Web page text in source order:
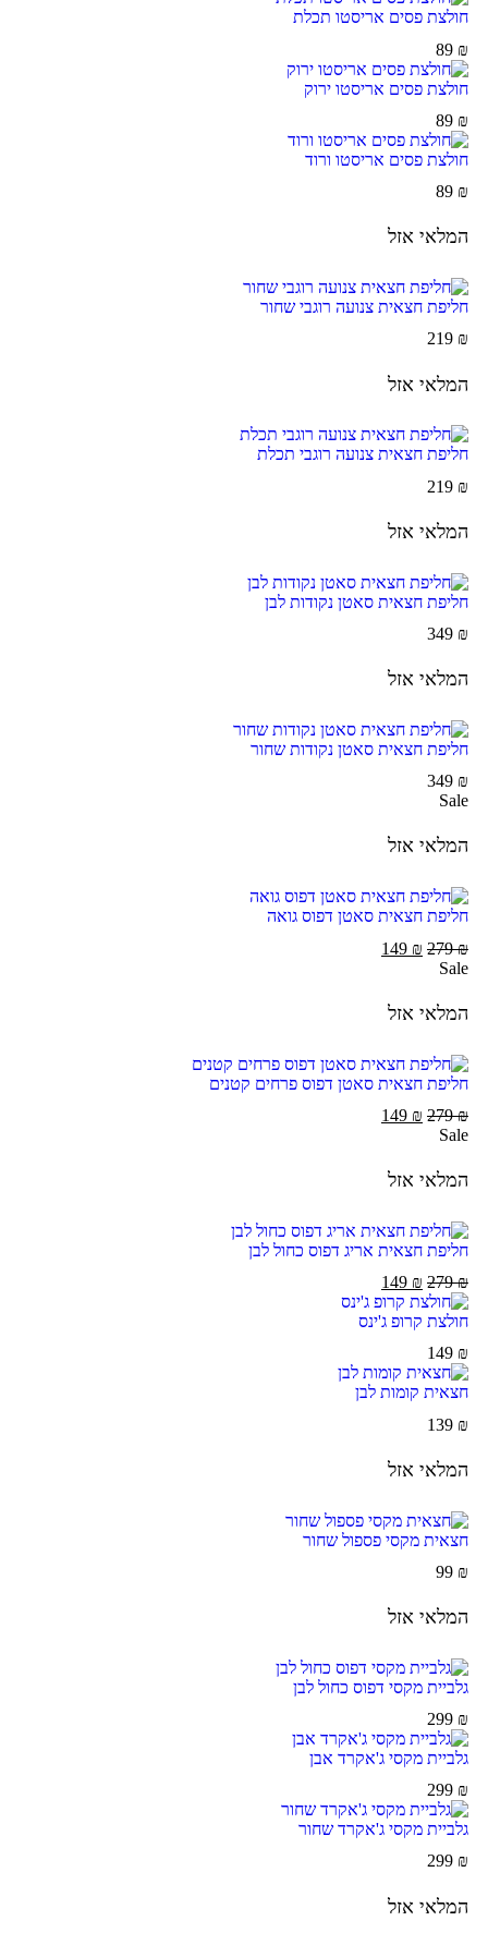
חולצת פסים אריסטו תכלת
89 ₪
חולצת פסים אריסטו ירוק
89 ₪
חולצת פסים אריסטו ורוד
89 ₪
המלאי אזל
חליפת חצאית צנועה רוגבי שחור
219 ₪
המלאי אזל
חליפת חצאית צנועה רוגבי תכלת
219 ₪
המלאי אזל
חליפת חצאית סאטן נקודות לבן
349 ₪
המלאי אזל
חליפת חצאית סאטן נקודות שחור
349 ₪
Sale
המלאי אזל
חליפת חצאית סאטן דפוס גואה
279₪
149 ₪
Sale
המלאי אזל
חליפת חצאית סאטן דפוס פרחים קטנים
279₪
149 ₪
Sale
המלאי אזל
חליפת חצאית אריג דפוס כחול לבן
279₪
149 ₪
חולצת קרופ ג'ינס
149 ₪
חצאית קומות לבן
139 ₪
המלאי אזל
חצאית מקסי פספול שחור
99 ₪
המלאי אזל
גלביית מקסי דפוס כחול לבן
299 ₪
גלביית מקסי ג'אקרד אבן
299 ₪
גלביית מקסי ג'אקרד שחור
299 ₪
המלאי אזל